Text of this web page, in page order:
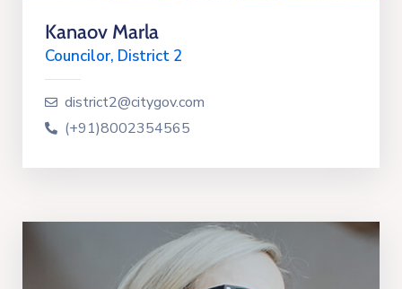
Kanaov Marla
Councilor, District 2
district2@citygov.com
(+91)8002354565